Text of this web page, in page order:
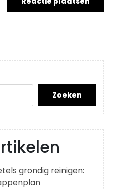
Zoeken
grondig reinigen: